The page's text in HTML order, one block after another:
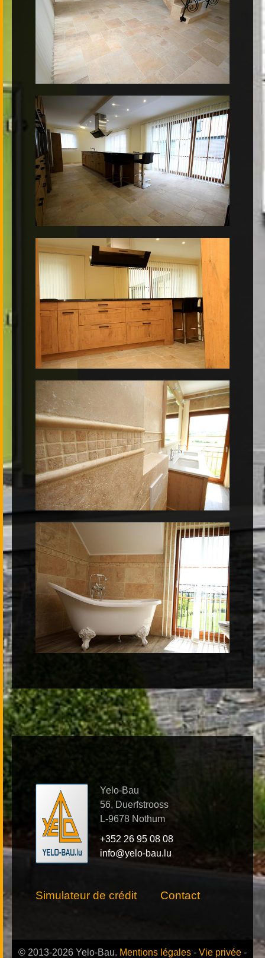
Yelo-Bau
56, Duerfstrooss
L-9678 Nothum
+352 26 95 08 08
info@yelo-bau.lu
Simulateur de crédit Contact
© 2013-2026 Yelo-Bau. Mentions légales - Vie privée -